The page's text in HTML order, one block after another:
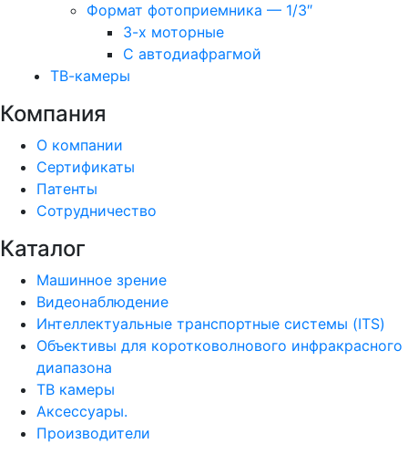
Формат фотоприемника — 1/3″
3-х моторные
С автодиафрагмой
ТВ-камеры
Компания
О компании
Сертификаты
Патенты
Сотрудничество
Каталог
Машинное зрение
Видеонаблюдение
Интеллектуальные транспортные системы (ITS)
Объективы для коротковолнового инфракрасного
диапазона
ТВ камеры
Аксессуары.
Производители